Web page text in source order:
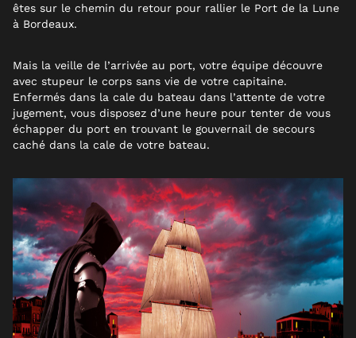
êtes sur le chemin du retour pour rallier le Port de la Lune
à Bordeaux.
Mais la veille de l’arrivée au port, votre équipe découvre
avec stupeur le corps sans vie de votre capitaine.
Enfermés dans la cale du bateau dans l’attente de votre
jugement, vous disposez d’une heure pour tenter de vous
échapper du port en trouvant le gouvernail de secours
caché dans la cale de votre bateau.